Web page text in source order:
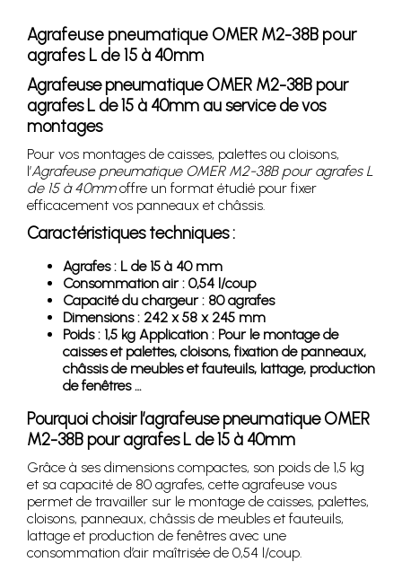
Agrafeuse pneumatique OMER M2-38B pour
agrafes L de 15 à 40mm
Agrafeuse pneumatique OMER M2-38B pour
agrafes L de 15 à 40mm au service de vos
montages
Pour vos montages de caisses, palettes ou cloisons,
l’Agrafeuse pneumatique OMER M2-38B pour agrafes L
de 15 à 40mmoffre un format étudié pour fixer
efficacement vos panneaux et châssis.
Caractéristiques techniques :
Agrafes : L de 15 à 40 mm
Consommation air : 0,54 l/coup
Capacité du chargeur : 80 agrafes
Dimensions : 242 x 58 x 245 mm
Poids : 1,5 kg Application : Pour le montage de
caisses et palettes, cloisons, fixation de panneaux,
châssis de meubles et fauteuils, lattage, production
de fenêtres …
Pourquoi choisir l’agrafeuse pneumatique OMER
M2-38B pour agrafes L de 15 à 40mm
Grâce à ses dimensions compactes, son poids de 1,5 kg
et sa capacité de 80 agrafes, cette agrafeuse vous
permet de travailler sur le montage de caisses, palettes,
cloisons, panneaux, châssis de meubles et fauteuils,
lattage et production de fenêtres avec une
consommation d’air maîtrisée de 0,54 l/coup.